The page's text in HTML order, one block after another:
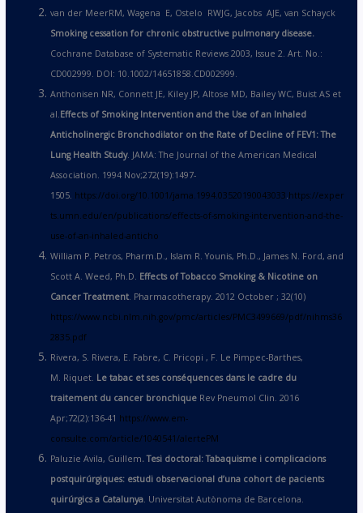
van der MeerRM, Wagena E, Ostelo RWJG, Jacobs AJE, van Schayck
Smoking cessation for chronic obstructive pulmonary disease.
Cochrane Database of Systematic Reviews 2003, Issue 2. Art. No.:
CD002999. DOI: 10.1002/14651858.CD002999.
Anthonisen NR, Connett JE, Kiley JP, Altose MD, Bailey WC, Buist AS et
al.Effects of Smoking Intervention and the Use of an Inhaled
Anticholinergic Bronchodilator on the Rate of Decline of FEV1: The
Lung Health Study. JAMA: The Journal of the American Medical
Association. 1994 Nov;272(19):1497-
1505. https://doi.org/10.1001/jama.1994.03520190043033.https://exper
ts.umn.edu/en/publications/effects-of-smoking-intervention-and-the-
use-of-an-inhaled-anticho
William P. Petros, Pharm.D., Islam R. Younis, Ph.D., James N. Ford, and
Scott A. Weed, Ph.D. Effects of Tobacco Smoking & Nicotine on
Cancer Treatment. Pharmacotherapy. 2012 October ; 32(10)
https://www.ncbi.nlm.nih.gov/pmc/articles/PMC3499669/pdf/nihms36
2835.pdf
Rivera, S. Rivera, E. Fabre, C. Pricopi , F. Le Pimpec-Barthes,
M. Riquet. Le tabac et ses conséquences dans le cadre du
traitement du cancer bronchique Rev Pneumol Clin. 2016
Apr;72(2):136-41 https://www.em-
consulte.com/article/1040541/alertePM
Paluzie Avila, Guillem. Tesi doctoral: Tabaquisme i complicacions
postquirúrgiques: estudi observacional d’una cohort de pacients
quirúrgics a Catalunya. Universitat Autònoma de Barcelona.